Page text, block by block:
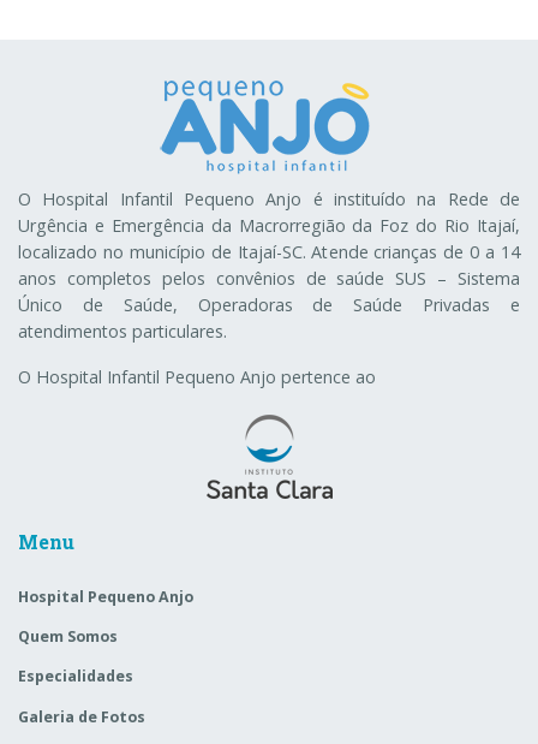
O Hospital Infantil Pequeno Anjo é instituído na Rede de
Urgência e Emergência da Macrorregião da Foz do Rio Itajaí,
localizado no município de Itajaí-SC. Atende crianças de 0 a 14
anos completos pelos convênios de saúde SUS – Sistema
Único de Saúde, Operadoras de Saúde Privadas e
atendimentos particulares.
O Hospital Infantil Pequeno Anjo pertence ao
Menu
Hospital Pequeno Anjo
Quem Somos
Especialidades
Galeria de Fotos